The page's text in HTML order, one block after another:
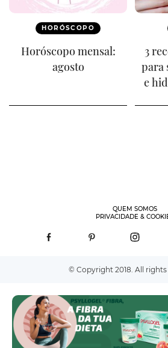
HORÓSCOPO
Horóscopo mensal:
agosto
3
para
e
QUEM SOMOS
PRIVACIDADE &
© Copyright 2018. All rights